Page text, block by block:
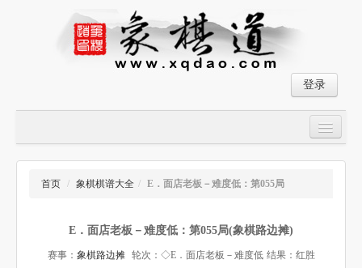
登录
大师对局
象棋棋谱
首页 / 象棋棋谱大全 / E．面店老板－难度低：第055局
E．面店老板－难度低：第055局(象棋路边摊)
赛事： 象棋路边摊 轮次：◇E．面店老板－难度低 结果：红胜